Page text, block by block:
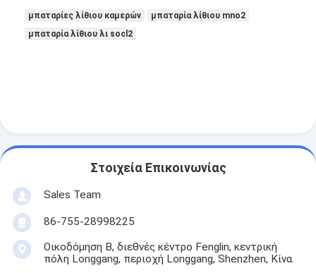
μπαταρίες λίθιου καμερών
μπαταρία λίθιου mno2
μπαταρία λίθιου λι socl2
Στοιχεία Επικοινωνίας
Sales Team
86-755-28998225
Οικοδόμηση Β, διεθνές κέντρο Fenglin, κεντρική
πόλη Longgang, περιοχή Longgang, Shenzhen, Κίνα.